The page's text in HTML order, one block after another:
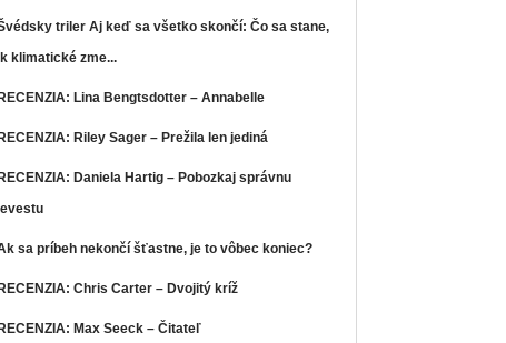
triler Aj keď sa všetko skončí: Čo sa stane,
klimatické zme...
Lina Bengtsdotter – Annabelle
Riley Sager – Prežila len jediná
Daniela Hartig – Pobozkaj správnu
sa príbeh nekončí šťastne, je to vôbec koniec?
Chris Carter – Dvojitý kríž
Max Seeck – Čitateľ